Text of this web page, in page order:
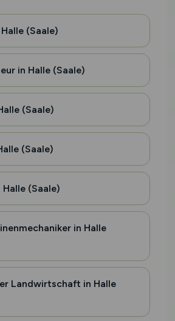
(Saale)
in Halle (Saale)
(Saale)
(Saale)
(Saale)
in Halle
Landwirtschaft in Halle